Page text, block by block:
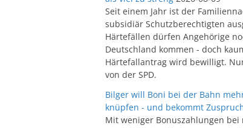
Seit einem Jahr ist der
subsidiär Schutzberechtigten
Härtefällen dürfen Angehörige
Deutschland kommen - doch
Härtefallantrag wird bewilligt.
von der SPD.
Bilger will Boni bei der Bahn
knüpfen - und bekommt
Mit weniger Bonuszahlungen bei